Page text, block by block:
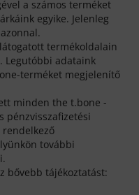
a számos terméket
egyike. Jelenleg
termékoldalain
Legutóbbi adataink
terméket megjelenítő
minden the t.bone -
pénzvisszafizetési
rendelkező
további
bővebb tájékoztatást: